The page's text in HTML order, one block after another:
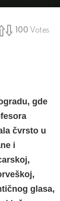
100 Votes
gde
čvrsto u
i
glasa,